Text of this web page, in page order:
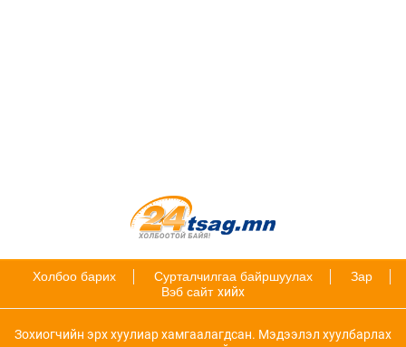
Холбоо барих Сурталчилгаа байршуулах
Зар
Вэб сайт хийх
Зохиогчийн эрх хуулиар хамгаалагдсан. Мэдээлэл хуулбарлах